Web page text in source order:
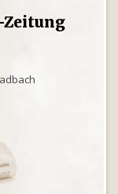
Zeitung